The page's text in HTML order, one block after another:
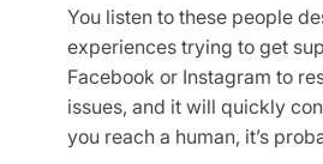
You listen to these people
experiences trying to get
Facebook or Instagram to
issues, and it will quickly
you reach a human, it’s